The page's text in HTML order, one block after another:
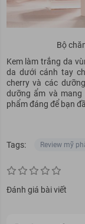
Bộ
Kem làm trắng da
da dưới cánh tay
cherry và các
dưỡng ẩm và
phẩm đáng để bạn
Tags: Review mỹ
Đánh giá bài viết